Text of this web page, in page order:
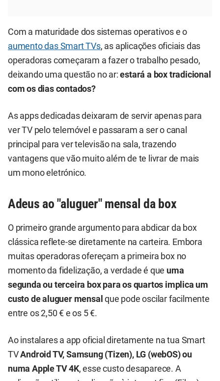
Com a maturidade dos sistemas operativos e o
aumento das Smart TVs, as aplicações oficiais das
operadoras começaram a fazer o trabalho pesado,
deixando uma questão no ar:estará a box tradicional
com os dias contados?
As apps dedicadas deixaram de servir apenas para
ver TV pelo telemóvel e passaram a ser o canal
principal para ver televisão na sala, trazendo
vantagens que vão muito além de te livrar de mais
um mono eletrónico.
Adeus ao "aluguer" mensal da box
O primeiro grande argumento para abdicar da box
clássica reflete-se diretamente na carteira. Embora
muitas operadoras ofereçam a primeira box no
momento da fidelização, a verdade é que uma
segunda ou terceira box para os quartos implica um
custo de aluguer mensal que pode oscilar facilmente
entre os 2,50 € e os 5 €.
Ao instalares a app oficial diretamente na tua Smart
TVAndroid TV, Samsung (Tizen), LG (webOS) ou
numa Apple TV 4K, esse custo desaparece. A